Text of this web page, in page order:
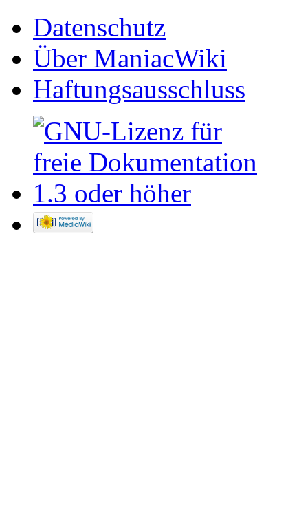
Datenschutz
Über ManiacWiki
Haftungsausschluss